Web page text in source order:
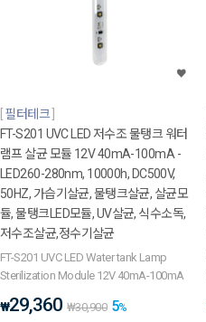
필터테크
FT-S201 UVC LED 저수조 물탱크 워터
램프 살균 모듈 12V 40mA-100mA -
LED260-280nm, 10000h, DC500V,
50HZ, 가습기살균, 물탱크살균, 살균모
듈, 물탱크LED모듈, UV살균, 식수소독,
저수조살균,정수기살균
FT-S201 UVC LED Water tank Lamp
Sterilization Module 12V 40mA-100mA
₩29,360 ₩30,900 5%